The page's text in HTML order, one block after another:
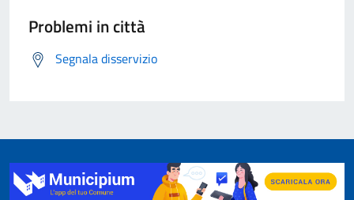
Problemi in città
Segnala disservizio